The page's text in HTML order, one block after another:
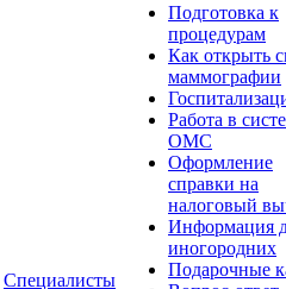
Специалисты
Подготовка к
процедурам
Как открыть
маммографии
Работа в
ОМС
Оформление
справки на
налоговый
Информация
иногородних
Подарочные